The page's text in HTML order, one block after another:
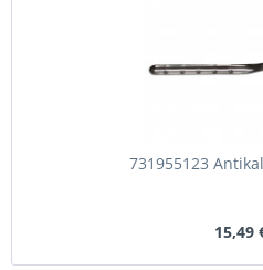
731955123
15,49